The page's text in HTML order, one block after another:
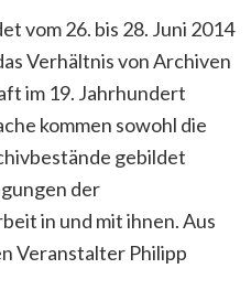
vom 26. bis 28. Juni 2014
Verhältnis von Archiven
im 19. Jahrhundert
kommen sowohl die
gebildet
der
in und mit ihnen. Aus
Veranstalter Philipp